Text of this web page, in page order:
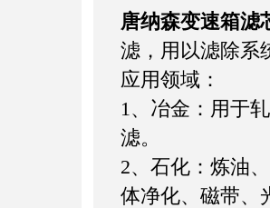
唐纳森变速箱滤
滤，用以滤除系
应用领域：
1、冶金：用于
滤。
2、石化：炼油
体净化、磁带、